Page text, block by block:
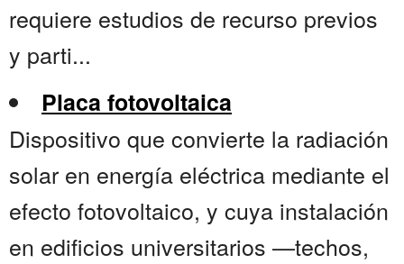
requiere estudios de recurso previos
y parti...
Placa fotovoltaica
Dispositivo que convierte la radiación
solar en energía eléctrica mediante el
efecto fotovoltaico, y cuya instalación
en edificios universitarios —techos,